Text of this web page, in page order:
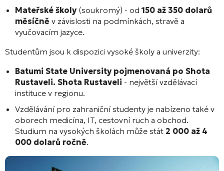
Mateřské školy (soukromý) - od 150 až 350 dolarů
měsíčně v závislosti na podmínkách, stravě a
vyučovacím jazyce.
Studentům jsou k dispozici vysoké školy a univerzity:
Batumi State University pojmenovaná po Shota
Rustaveli. Shota Rustaveli - největší vzdělávací
instituce v regionu.
Vzdělávání pro zahraniční studenty je nabízeno také v
oborech medicína, IT, cestovní ruch a obchod.
Studium na vysokých školách může stát 2 000 až 4
000 dolarů ročně.